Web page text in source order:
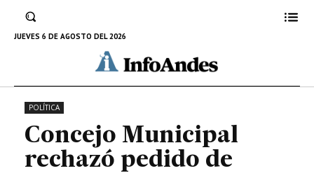
JUEVES 6 DE AGOSTO DEL 2026Huancayo
23 DE NOVIEMBRE DE 2022
POLÍTICA
Concejo Municipal
rechazó pedido de